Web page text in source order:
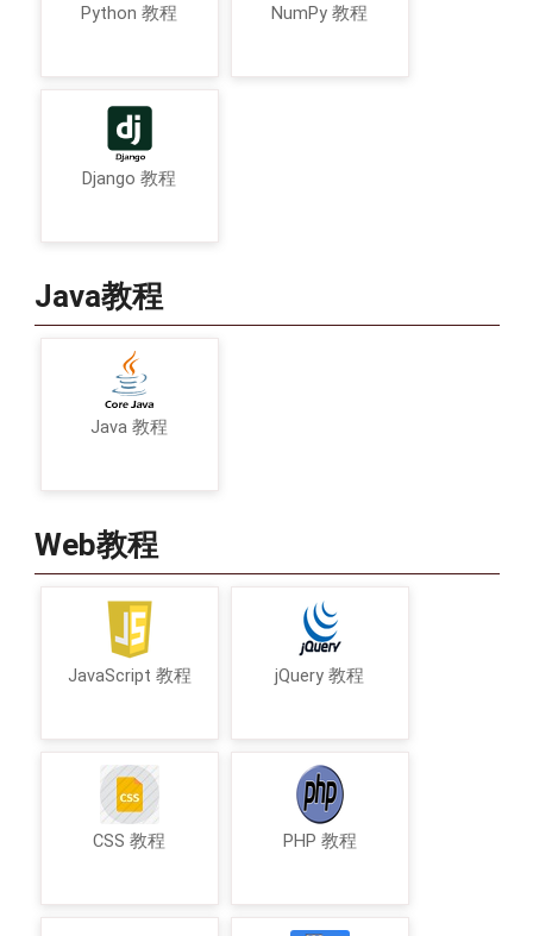
Python 教程 NumPy 教程
Django 教程
Java教程
Java 教程
Web教程
JavaScript 教程 jQuery 教程
CSS 教程 PHP 教程